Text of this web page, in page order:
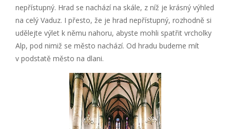
nepřístupný. Hrad se nachází na skále, z níž je krásný výhled
na celý Vaduz. I přesto, že je hrad nepřístupný, rozhodně si
udělejte výlet k němu nahoru, abyste mohli spatřit vrcholky
Alp, pod nimiž se město nachází. Od hradu budeme mít
v podstatě město na dlani.